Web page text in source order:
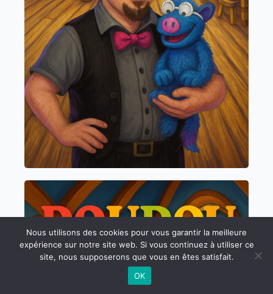
Cycle 1, 2, 3 et 4
Nous utilisons des cookies pour vous garantir la meilleure
expérience sur notre site web. Si vous continuez à utiliser ce
site, nous supposerons que vous en êtes satisfait.
OK